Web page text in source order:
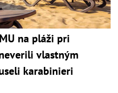
na pláži pri
vlastným
karabinieri